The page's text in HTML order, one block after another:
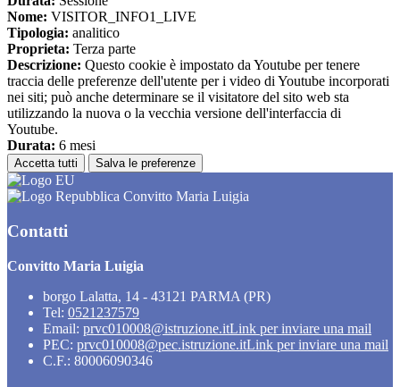
Nome: VISITOR_INFO1_LIVE
Tipologia: analitico
Proprieta: Terza parte
Descrizione: Questo cookie è impostato da Youtube per tenere
traccia delle preferenze dell'utente per i video di Youtube incorporati
nei siti; può anche determinare se il visitatore del sito web sta
utilizzando la nuova o la vecchia versione dell'interfaccia di
Youtube.
Durata: 6 mesi
Accetta tutti Salva le preferenze
Convitto Maria Luigia
Contatti
Convitto Maria Luigia
borgo Lalatta, 14 - 43121 PARMA (PR)
Tel: 0521237579
Email: prvc010008@istruzione.itLink per inviare una mail
PEC: prvc010008@pec.istruzione.itLink per inviare una mail
C.F.: 80006090346